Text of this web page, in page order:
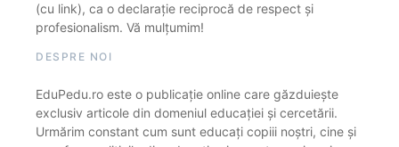
(cu link), ca o declarație reciprocă de respect și
profesionalism. Vă mulțumim!
DESPRE NOI
EduPedu.ro este o publicație online care găzduiește
exclusiv articole din domeniul educației și cercetării.
Urmărim constant cum sunt educați copiii noștri, cine și